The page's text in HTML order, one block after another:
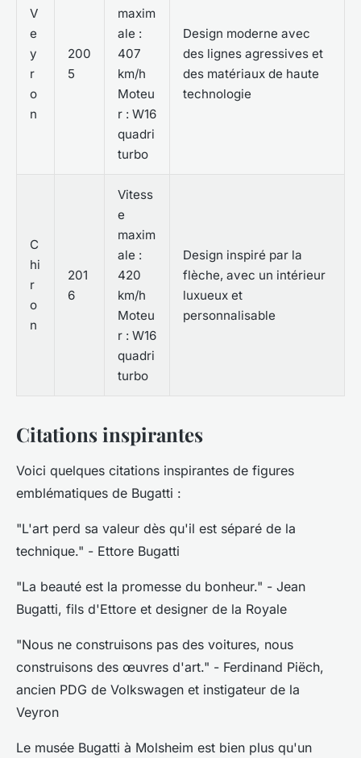
V
e
y
r
o
n
200
5
maxim
ale :
407
km/h
Moteu
r : W16
quadri
turbo
Design moderne avec
des lignes agressives et
des matériaux de haute
technologie
C
hi
r
o
n
201
6
Vitess
e
maxim
ale :
420
km/h
Moteu
r : W16
quadri
turbo
Design inspiré par la
flèche, avec un intérieur
luxueux et
personnalisable
Citations inspirantes
Voici quelques citations inspirantes de figures
emblématiques de Bugatti :
"L'art perd sa valeur dès qu'il est séparé de la
technique." - Ettore Bugatti
"La beauté est la promesse du bonheur." - Jean
Bugatti, fils d'Ettore et designer de la Royale
"Nous ne construisons pas des voitures, nous
construisons des œuvres d'art." - Ferdinand Piëch,
ancien PDG de Volkswagen et instigateur de la
Veyron
Le musée Bugatti à Molsheim est bien plus qu'un